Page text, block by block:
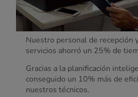
Nuestro personal de recepción
servicios ahorró un 25% de
Gracias a la planificación
conseguido un 10% más de
nuestros técnicos.